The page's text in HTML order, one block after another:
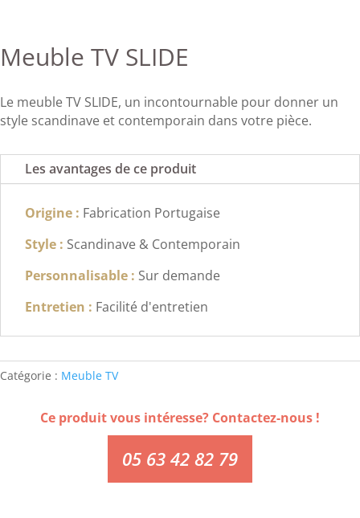
Meuble TV SLIDE
Le meuble TV SLIDE, un incontournable pour donner un
style scandinave et contemporain dans votre pièce.
Les avantages de ce produit
Origine : Fabrication Portugaise
Style : Scandinave & Contemporain
Personnalisable : Sur demande
Entretien : Facilité d'entretien
Catégorie : Meuble TV
Ce produit vous intéresse? Contactez-nous !
05 63 42 82 79